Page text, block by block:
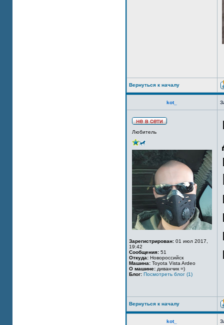
Вернуться к началу
kot_
Любитель
Зарегистрирован: 01 июл 2017,
19:42
Сообщения: 51
Откуда: Новороссийск
Машина: Toyota Vista Ardeo
О машине: диванчик =)
Блог: Посмотреть блог (1)
Вернуться к началу
kot_